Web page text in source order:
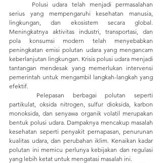
serius yang mempengaruhi kesehatan manusia,
lingkungan, dan ekosistem secara global.
Meningkatnya aktivitas industri, transportasi, dan
pola konsumsi modern telah menyebabkan
peningkatan emisi polutan udara yang mengancam
keberlanjutan lingkungan. Krisis polusi udara menjadi
tantangan mendesak yang memerlukan intervensi
pemerintah untuk mengambil langkah-langkah yang
efektif.
partikulat, oksida nitrogen, sulfur dioksida, karbon
monoksida, dan senyawa organik volatil merupakan
bentuk polusi udara. Dampaknya mencakup masalah
kesehatan seperti penyakit pernapasan, penurunan
kualitas udara, dan perubahan iklim. Kenaikan kadar
polutan ini memicu perlunya kebijakan dan regulasi
yang lebih ketat untuk mengatasi masalah ini.